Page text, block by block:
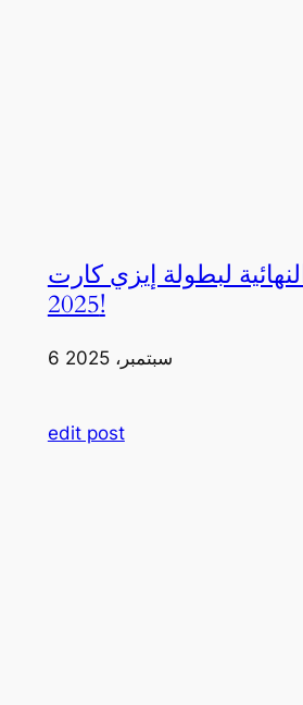
لبطولة إيزي كارت
2025!
6 سبتمبر، 2025
edit post